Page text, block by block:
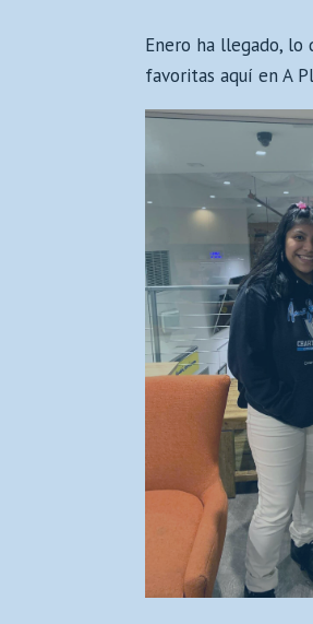
Enero ha llegado, lo
favoritas aquí en A